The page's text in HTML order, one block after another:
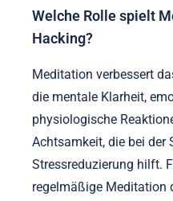
Welche Rolle spielt
Hacking?
Meditation verbessert
die mentale Klarheit,
physiologische
Achtsamkeit, die bei der
Stressreduzierung hilft.
regelmäßige Meditation